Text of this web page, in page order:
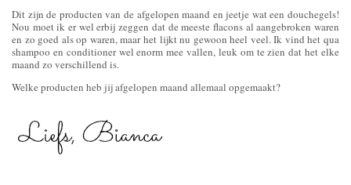
Dit zijn de producten van de afgelopen maand en jeetje wat een douchegels!
Nou moet ik er wel erbij zeggen dat de meeste flacons al aangebroken waren
en zo goed als op waren, maar het lijkt nu gewoon heel veel. Ik vind het qua
shampoo en conditioner wel enorm mee vallen, leuk om te zien dat het elke
maand zo verschillend is.
Welke producten heb jij afgelopen maand allemaal opgemaakt?